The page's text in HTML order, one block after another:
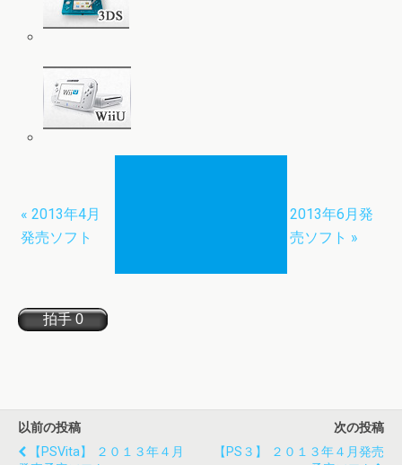
« 2013年4月
発売ソフト
2013年6月発
売ソフト »
以前の投稿
【PSVita】 ２０１３年４月
次の投稿
【PS３】 ２０１３年４月発売